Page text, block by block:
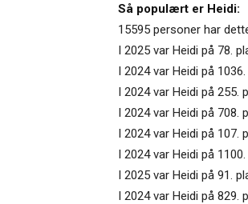
Så populært er Heidi:
15595 personer har
I 2025 var Heidi på 78.
I 2024 var Heidi på
I 2024 var Heidi på 255.
I 2024 var Heidi på 708.
I 2024 var Heidi på 107.
I 2024 var Heidi på
I 2025 var Heidi på 91.
I 2024 var Heidi på 829.